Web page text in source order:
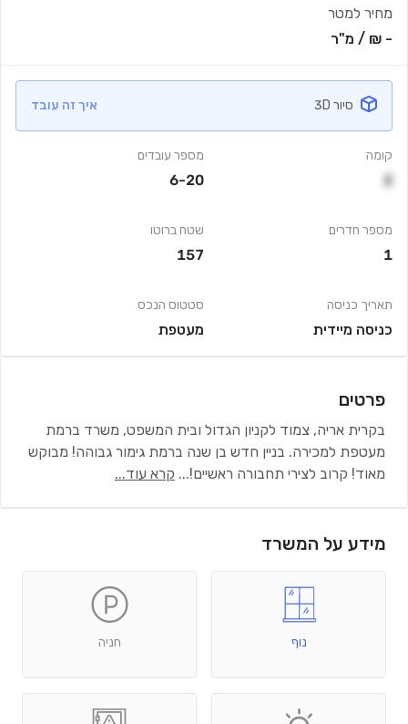
מחיר למטר
- ₪
/ מ"ר
סיור 3D איך זה עובד
קומה
2
מספר חדרים
1
תאריך כניסה
כניסה מיידית
מספר עובדים
6-20
שטח ברוטו
157
סטטוס הנכס
מעטפת
פרטים
בקרית אריה, צמוד לקניון הגדול ובית המשפט, משרד ברמת
מעטפת למכירה. בניין חדש בן שנה ברמת גימור גבוהה! מבוקש
מאוד! קרוב לצירי תחבורה ראשיים!... קרא עוד...
מידע על המשרד
נוף חניה